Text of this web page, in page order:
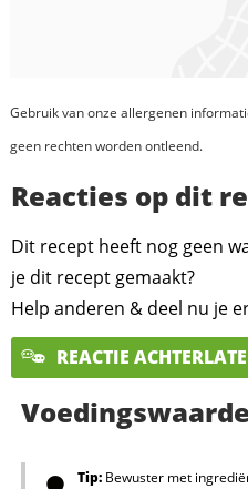
Gebruik van onze allergenen
geen rechten worden ontleend.
Reacties op dit
Dit recept heeft nog geen
je dit recept gemaakt?
Help anderen & deel nu je
REACTIE
Tip:Bewuster met